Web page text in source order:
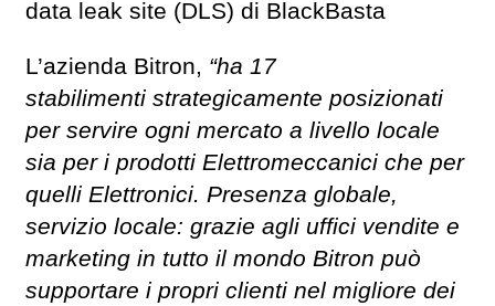
data leak site (DLS) di BlackBasta
L’azienda Bitron, “ha 17
stabilimenti strategicamente posizionati
per servire ogni mercato a livello locale
sia per i prodotti Elettromeccanici che per
quelli Elettronici. Presenza globale,
servizio locale: grazie agli uffici vendite e
marketing in tutto il mondo Bitron può
supportare i propri clienti nel migliore dei